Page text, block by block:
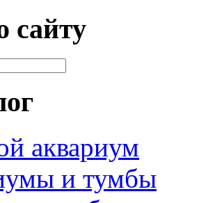
сайту
аквариум
и тумбы